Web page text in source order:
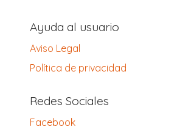
Ayuda al usuario
Aviso Legal
Política de privacidad
Redes Sociales
Facebook